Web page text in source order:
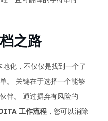
之路
化，不仅仅是找到一个了
。 关键在于选择一个能够
伴。 通过摒弃有风险的
工作流程 ，您可以消除